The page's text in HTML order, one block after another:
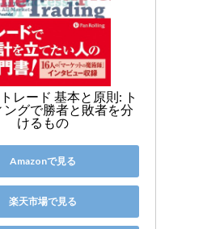
レード 基本と原則: ト
ングで勝者と敗者を分
けるもの
Amazonで見る
楽天市場で見る